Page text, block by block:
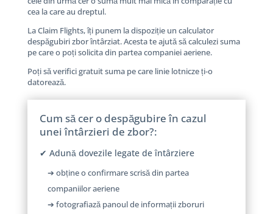
cea la care au dreptul.
La Claim Flights, îți punem la dispoziție un calculator
despăgubiri zbor întârziat. Acesta te ajută să calculezi suma
pe care o poți solicita din partea companiei aeriene.
Poți să verifici gratuit suma pe care linie lotnicze ți-o
datorează.
Cum să cer o despăgubire în cazul
unei întârzieri de zbor?:
✔ Adună dovezile legate de întârziere
➔ obține o confirmare scrisă din partea
companiilor aeriene
➔ fotografiază panoul de informații zboruri